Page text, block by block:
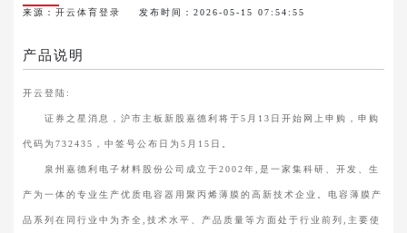
来源： 开云体育登录 发布时间：2026-05-15 07:54:55
产品说明
开云登陆:
证券之星消息，沪市主板新股嘉德利将于5月13日开始网上申购，申购
代码为732435，中签号公布日为5月15日。
泉州嘉德利电子材料股份公司成立于2002年,是一家集科研、开发、生
产为一体的专业生产优质电容器用聚丙烯薄膜的高新技术企业。电容薄膜产
品系列在同行业中为齐全,技术水平、产品质量等方面处于行业前列,主要使